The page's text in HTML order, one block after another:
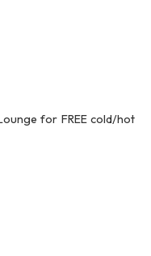
for FREE cold/hot